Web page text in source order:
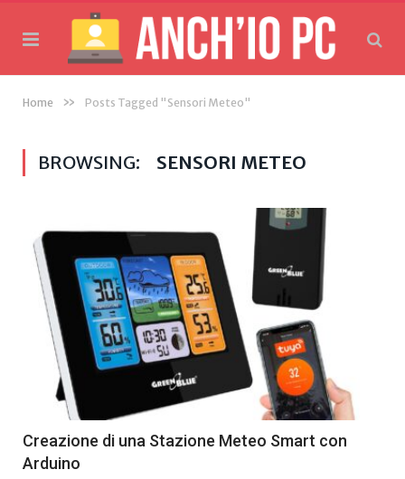
Home » Posts Tagged "Sensori Meteo"
BROWSING: SENSORI METEO
Creazione di una Stazione Meteo Smart con
Arduino